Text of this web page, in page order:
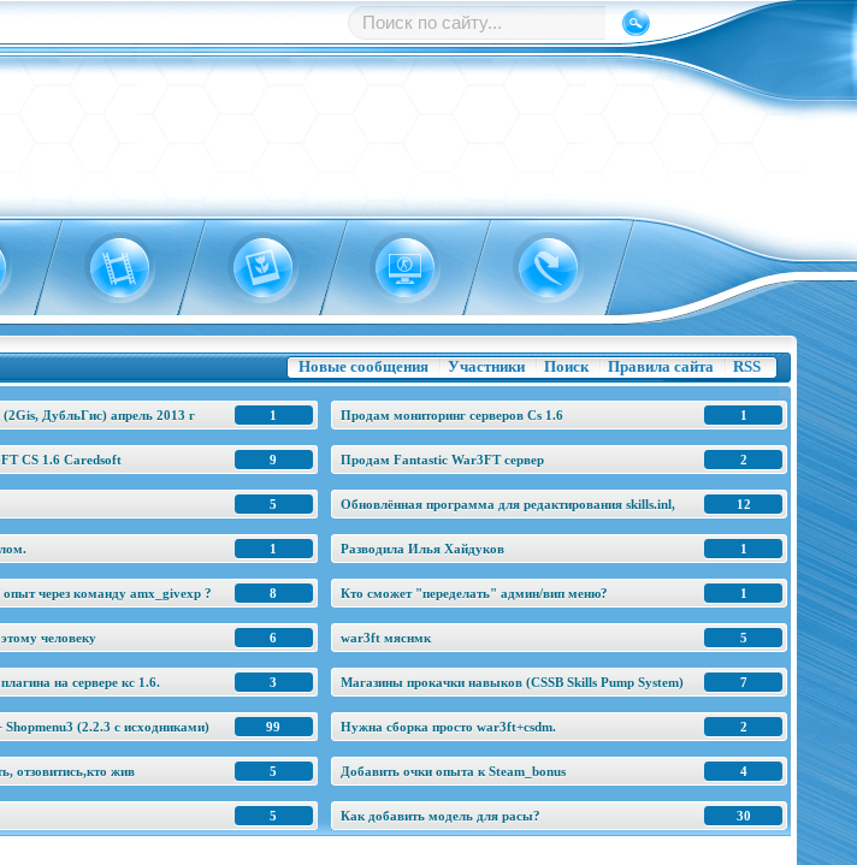
Новые сообщения Участники Поиск Правила сайта RSS
1
ДубльГис) апрель 2013 г 1
Продам мониторинг серверов Cs 1.6
9
CS 1.6 Caredsoft 2
Продам Fantastic War3FT сервер
5 12
Обновлённая программа для редактирования skills.inl,
1
1
Разводила Илья Хайдуков
8
через команду amx_givexp ? 1
Кто сможет "переделать" админ/вип меню?
6
человеку 5
war3ft мяснмк
3
на сервере кс 1.6. 7
Магазины прокачки навыков (CSSB Skills Pump System)
99
(2.2.3 c исходниками) 2
Нужна сборка просто war3ft+csdm.
5
отзовитись,кто жив 4
Добавить очки опыта к Steam_bonus
5 30
Как добавить модель для расы?